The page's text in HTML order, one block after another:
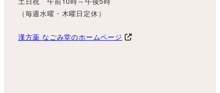
（毎週水曜・木曜日定休）
漢方薬 なごみ堂のホームページ